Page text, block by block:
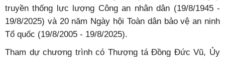
truyền thống lực lượng Công an nhân dân (19/8/1945 -
19/8/2025) và 20 năm Ngày hội Toàn dân bảo vệ an ninh
Tổ quốc (19/8/2005 - 19/8/2025).
Tham dự chương trình có Thượng tá Đồng Đức Vũ, Ủy